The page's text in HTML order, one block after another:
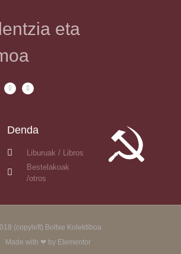
eta
Denda
Liburuak / Libros
Bestelakoak
/otros
(copyleft) Boltxe Kolektiboa
Made with ❤ by Elementor